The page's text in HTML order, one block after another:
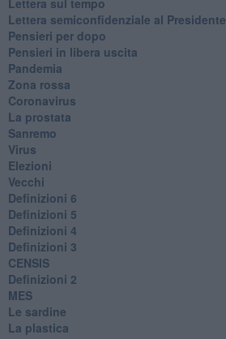
Lettera semiconfidenziale al Presidente
Pensieri per dopo
​Pensieri in libera uscita
Pandemia
Zona rossa
Coronavirus
La prostata
Sanremo
Virus
Elezioni
Vecchi
Definizioni 6
Definizioni 5
Definizioni 4
Definizioni 3
CENSIS
​Definizioni 2
MES
Le sardine
La plastica